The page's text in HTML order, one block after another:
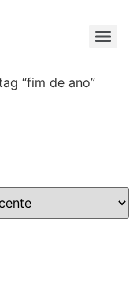
“fim de ano”